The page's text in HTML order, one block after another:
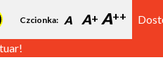
Czcionka: A A A